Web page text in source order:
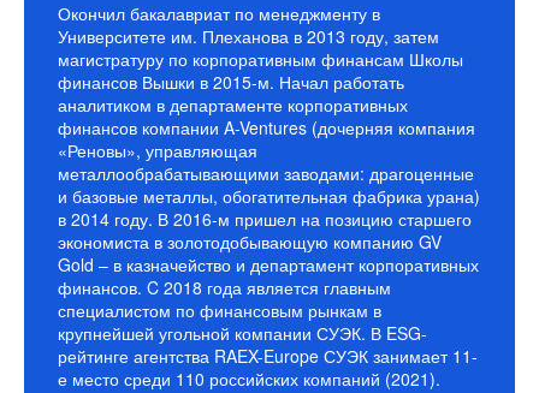
Окончил бакалавриат по менеджменту в
Университете им. Плеханова в 2013 году, затем
магистратуру по корпоративным финансам Школы
финансов Вышки в 2015-м. Начал работать
аналитиком в департаменте корпоративных
финансов компании A-Ventures (дочерняя компания
«Реновы», управляющая
металлообрабатывающими заводами: драгоценные
и базовые металлы, обогатительная фабрика урана)
в 2014 году. В 2016-м пришел на позицию старшего
экономиста в золотодобывающую компанию GV
Gold – в казначейство и департамент корпоративных
финансов. C 2018 года является главным
специалистом по финансовым рынкам в
крупнейшей угольной компании СУЭК. В ESG-
рейтинге агентства RAEX-Europe СУЭК занимает 11-
е место среди 110 российских компаний (2021).